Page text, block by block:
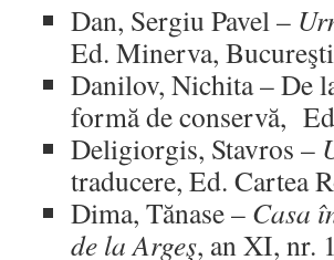
Dan, Sergiu Pavel –
Ed. Minerva,
Danilov, Nichita – De
formă de conservă,
Deligiorgis, Stavros –
traducere, Ed. Cartea
Dima, Tănase – Casa
de la Argeş, an XI, nr.